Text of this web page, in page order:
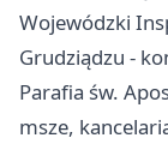
Wojewódzki
Grudziądzu -
Parafia św.
msze,